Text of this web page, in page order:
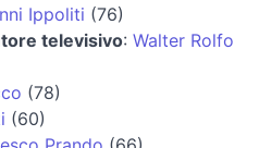
Ippoliti (76)
televisivo: Walter Rolfo
(78)
(60)